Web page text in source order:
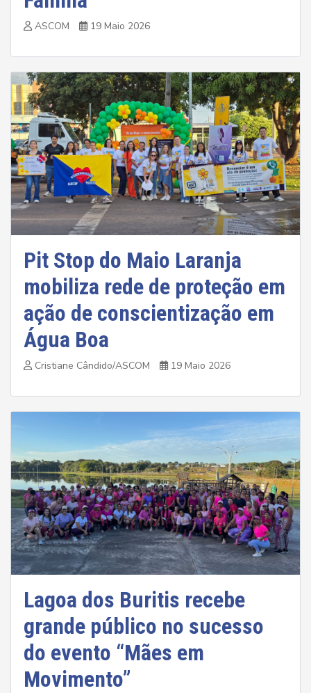
ASCOM 19 Maio 2026
Pit Stop do Maio Laranja
mobiliza rede de proteção em
ação de conscientização em
Água Boa
Cristiane Cândido/ASCOM 19 Maio 2026
Lagoa dos Buritis recebe
grande público no sucesso
do evento “Mães em
Movimento”